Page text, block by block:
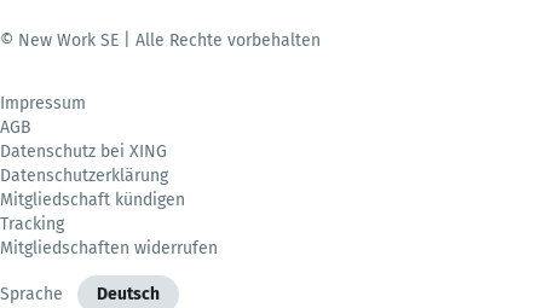
© New Work SE | Alle Rechte vorbehalten
Impressum
AGB
Datenschutz bei XING
Datenschutzerklärung
Mitgliedschaft kündigen
Tracking
Mitgliedschaften widerrufen
Sprache Deutsch